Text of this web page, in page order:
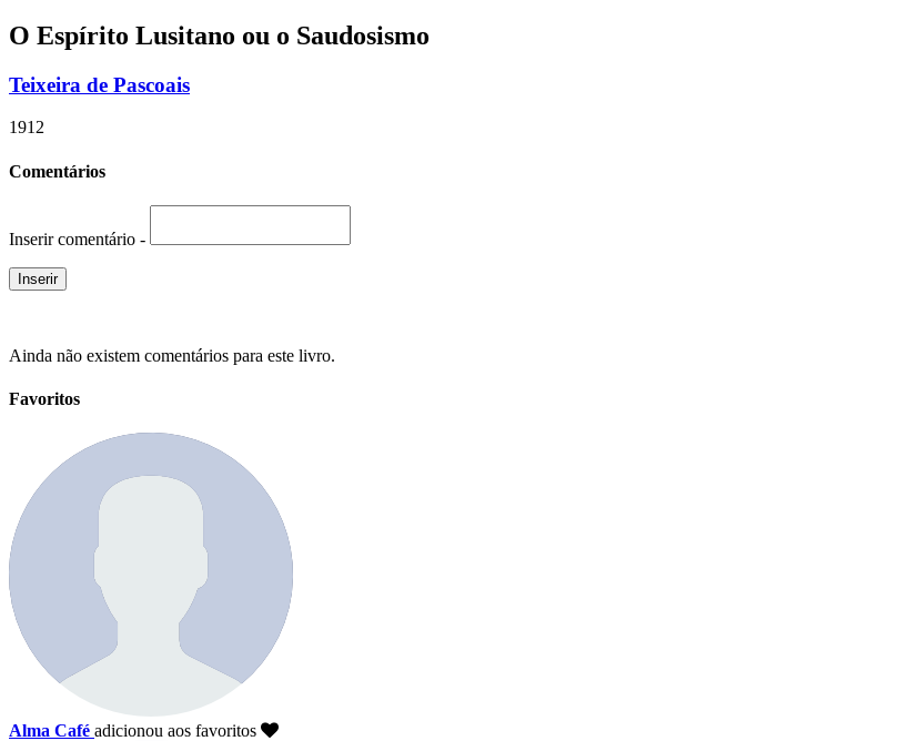
O Espírito Lusitano ou o Saudosismo
Teixeira de Pascoais
1912
Comentários
Inserir comentário -
Ainda não existem comentários para este livro.
Favoritos
Alma Café adicionou aos favoritos